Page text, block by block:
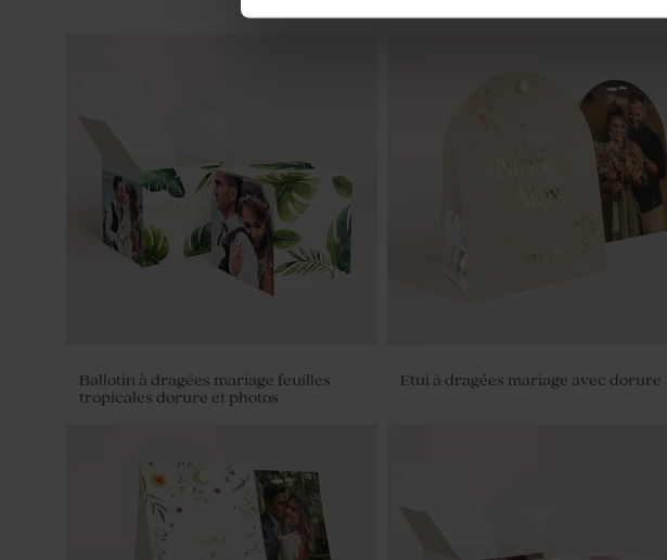
Dragées mariage marbré or amande 1
Dragées mariage lentilles XS or goût
chocolat 195 gr (± 507 ex)
marbrure or 1 kg (± 1120 ex)
Ballotin à dragées mariage feuilles
tropicales dorure et photos
Etui à dragées mariage avec dorure